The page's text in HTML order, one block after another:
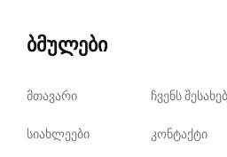
ბმულები
მთავარი ჩვენს შესახებ
სიახლეები კონტაქტი